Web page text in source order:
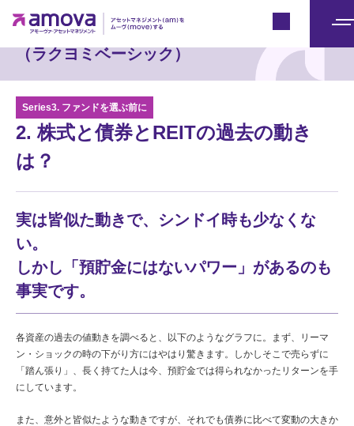
ュ
楽読Basics
（ラクヨミベーシック）
Series3. ファンドを選ぶ前に
2. 株式と債券とREITの過去の動き
は？
実は皆似た動きで、シンドイ時も少なくな
い。
しかし「預貯金にはないパワー」があるのも
事実です。
各資産の過去の値動きを調べると、以下のようなグラフに。まず、リーマ
ン・ショックの時の下がり方にはやはり驚きます。しかしそこで売らずに
「踏ん張り」、長く持てた人は今、預貯金では得られなかったリターンを手
にしています。
また、意外と皆似たような動きですが、それでも債券に比べて変動の大きか